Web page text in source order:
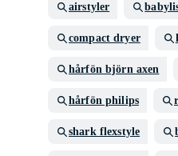
airstyler
compact dryer
hårfön björn axen
hårfön philips
shark flexstyle